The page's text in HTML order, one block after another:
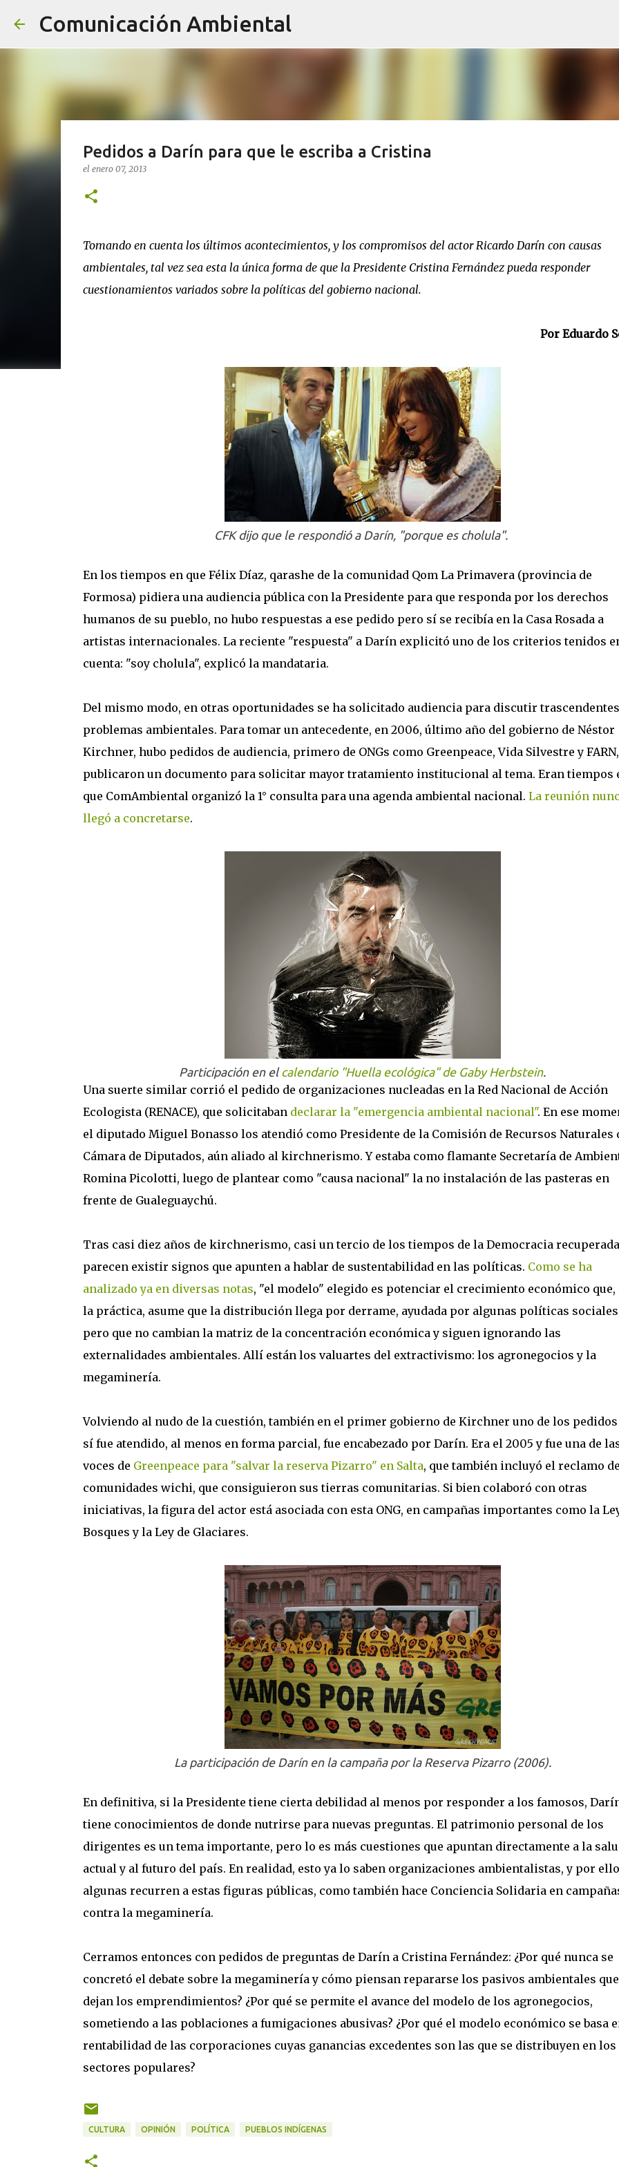
Comunicación Ambiental
Pedidos a Darín para que le escriba a Cristina
el enero 07, 2013
Tomando en cuenta los últimos acontecimientos, y los compromisos del actor Ricardo Darín con causas
ambientales, tal vez sea esta la única forma de que la Presidente Cristina Fernández pueda responder
cuestionamientos variados sobre la políticas del gobierno nacional.
Por Eduardo
CFK dijo que le respondió a Darín, "porque es cholula".
En los tiempos en que Félix Díaz, qarashe de la comunidad Qom La Primavera (provincia de
Formosa) pidiera una audiencia pública con la Presidente para que responda por los derechos
humanos de su pueblo, no hubo respuestas a ese pedido pero sí se recibía en la Casa Rosada a
artistas internacionales. La reciente "respuesta" a Darín explicitó uno de los criterios tenidos
cuenta: "soy cholula", explicó la mandataria.
Del mismo modo, en otras oportunidades se ha solicitado audiencia para discutir trascendentes
problemas ambientales. Para tomar un antecedente, en 2006, último año del gobierno de Néstor
Kirchner, hubo pedidos de audiencia, primero de ONGs como Greenpeace, Vida Silvestre y
publicaron un documento para solicitar mayor tratamiento institucional al tema. Eran tiempos
que ComAmbiental organizó la 1° consulta para una agenda ambiental nacional. La reunión
llegó a concretarse.
Participación en elcalendario "Huella ecológica" de Gaby Herbstein.
Una suerte similar corrió el pedido de organizaciones nucleadas en la Red Nacional de Acción
Ecologista (RENACE), que solicitaban declarar la "emergencia ambiental nacional". En ese
el diputado Miguel Bonasso los atendió como Presidente de la Comisión de Recursos Naturales
Cámara de Diputados, aún aliado al kirchnerismo. Y estaba como flamante Secretaría de
Romina Picolotti, luego de plantear como "causa nacional" la no instalación de las pasteras en
frente de Gualeguaychú.
Tras casi diez años de kirchnerismo, casi un tercio de los tiempos de la Democracia
parecen existir signos que apunten a hablar de sustentabilidad en las políticas. Como se ha
analizado ya en diversas notas, "el modelo" elegido es potenciar el crecimiento económico que,
la práctica, asume que la distribución llega por derrame, ayudada por algunas políticas
pero que no cambian la matriz de la concentración económica y siguen ignorando las
externalidades ambientales. Allí están los valuartes del extractivismo: los agronegocios y la
megaminería.
Volviendo al nudo de la cuestión, también en el primer gobierno de Kirchner uno de los pedidos
sí fue atendido, al menos en forma parcial, fue encabezado por Darín. Era el 2005 y fue una de
voces de Greenpeace para "salvar la reserva Pizarro" en Salta, que también incluyó el reclamo de
comunidades wichi, que consiguieron sus tierras comunitarias. Si bien colaboró con otras
iniciativas, la figura del actor está asociada con esta ONG, en campañas importantes como la
Bosques y la Ley de Glaciares.
La participación de Darín en la campaña por la Reserva Pizarro (2006).
En definitiva, si la Presidente tiene cierta debilidad al menos por responder a los famosos,
tiene conocimientos de donde nutrirse para nuevas preguntas. El patrimonio personal de los
dirigentes es un tema importante, pero lo es más cuestiones que apuntan directamente a la
actual y al futuro del país. En realidad, esto ya lo saben organizaciones ambientalistas, y por ello
algunas recurren a estas figuras públicas, como también hace Conciencia Solidaria en
contra la megaminería.
Cerramos entonces con pedidos de preguntas de Darín a Cristina Fernández: ¿Por qué nunca se
concretó el debate sobre la megaminería y cómo piensan repararse los pasivos ambientales que
dejan los emprendimientos? ¿Por qué se permite el avance del modelo de los agronegocios,
sometiendo a las poblaciones a fumigaciones abusivas? ¿Por qué el modelo económico se basa
rentabilidad de las corporaciones cuyas ganancias excedentes son las que se distribuyen en los
sectores populares?
CULTURA OPINIÓN POLÍTICA PUEBLOS INDÍGENAS